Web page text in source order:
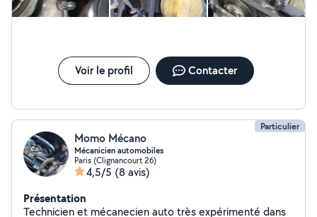
Voir le profil Contacter
Particulier
Momo Mécano
Mécanicien automobiles
Paris (Clignancourt 26)
4,5/5 (8 avis)
Présentation
Technicien et mécanecien auto très expérimenté dans